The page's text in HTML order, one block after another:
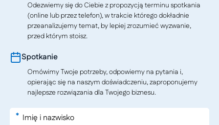
Odezwiemy się do Ciebie z propozycją terminu spotkania
(online lub przez telefon), w trakcie którego dokładnie
przeanalizujemy temat, by lepiej zrozumieć wyzwanie,
przed którym stoisz.
Spotkanie
Omówimy Twoje potrzeby, odpowiemy na pytania i,
opierając się na naszym doświadczeniu, zaproponujemy
najlepsze rozwiązania dla Twojego biznesu.
*